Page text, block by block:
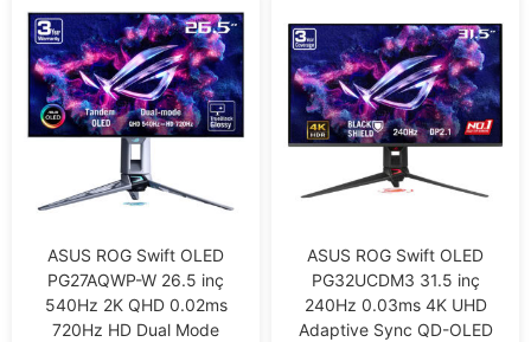
ASUS ROG Swift OLED
PG27AQWP-W 26.5 inç
540Hz 2K QHD 0.02ms
720Hz HD Dual Mode
ASUS ROG Swift OLED
PG32UCDM3 31.5 inç
240Hz 0.03ms 4K UHD
Adaptive Sync QD-OLED